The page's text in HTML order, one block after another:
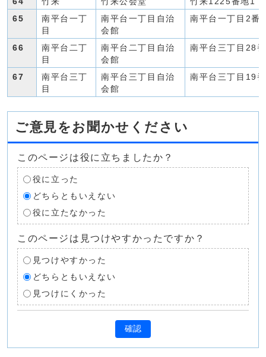
65
南平台一丁
目
南平台一丁目自治
会館
南平台一丁目2番
66
南平台二丁
目
南平台二丁目自治
会館
南平台三丁目28
67
南平台三丁
目
南平台三丁目自治
会館
南平台三丁目19
ご意見をお聞かせください
このページは役に立ちましたか？
役に立った
どちらともいえない
役に立たなかった
このページは見つけやすかったですか？
見つけやすかった
どちらともいえない
見つけにくかった
確認